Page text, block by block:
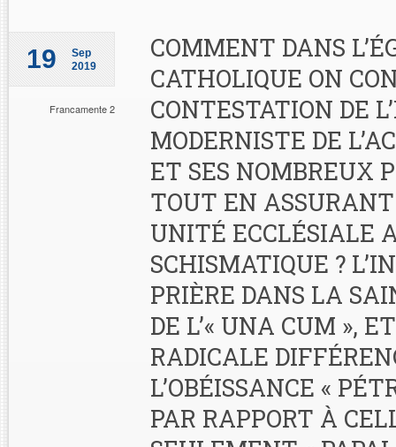
19
Sep
2019
Francamente 2
COMMENT DANS
CATHOLIQUE ON
CONTESTATION DE
MODERNISTE DE
ET SES NOMBREUX
TOUT EN
UNITÉ ECCLÉSIALE
SCHISMATIQUE ?
PRIÈRE DANS LA
DE L’« UNA CUM »,
RADICALE
L’OBÉISSANCE «
PAR RAPPORT À